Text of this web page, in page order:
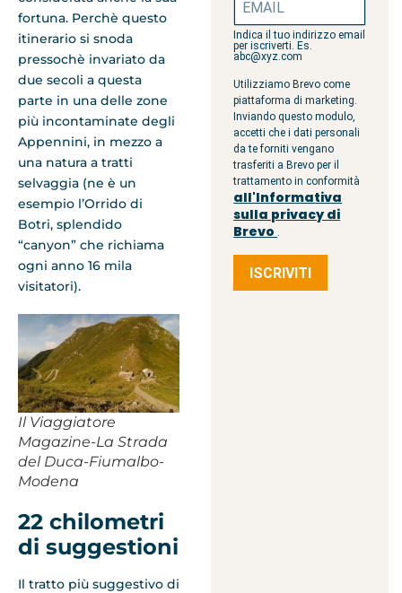
fortuna. Perchè questo
itinerario si snoda
pressochè invariato da
due secoli a questa
parte in una delle zone
più incontaminate degli
Appennini, in mezzo a
una natura a tratti
selvaggia (ne è un
esempio l’Orrido di
Botri, splendido
“canyon” che richiama
ogni anno 16 mila
visitatori).
Il Viaggiatore
Magazine-La Strada
del Duca-Fiumalbo-
Modena
22 chilometri
di suggestioni
Il tratto più suggestivo di
Indica il tuo indirizzo email
per iscriverti. Es.
abc@xyz.com
Utilizziamo Brevo come
piattaforma di marketing.
Inviando questo modulo,
accetti che i dati personali
da te forniti vengano
trasferiti a Brevo per il
trattamento in conformità
all'Informativa
sulla privacy di
Brevo .
ISCRIVITI